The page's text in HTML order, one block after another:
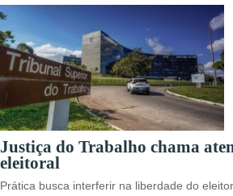
Justiça do Trabalho chama
eleitoral
Prática busca interferir na liberdade do